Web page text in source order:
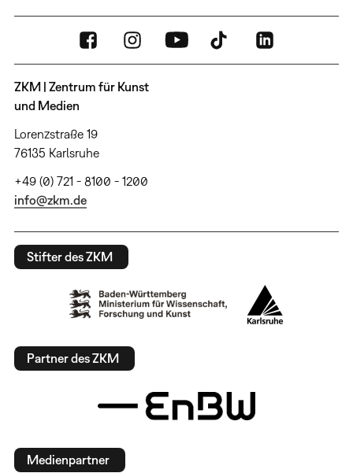
ZKM | Zentrum für Kunst
und Medien
Lorenzstraße 19
76135 Karlsruhe
+49 (0) 721 - 8100 - 1200
info@zkm.de
Stifter des ZKM
Partner des ZKM
Medienpartner